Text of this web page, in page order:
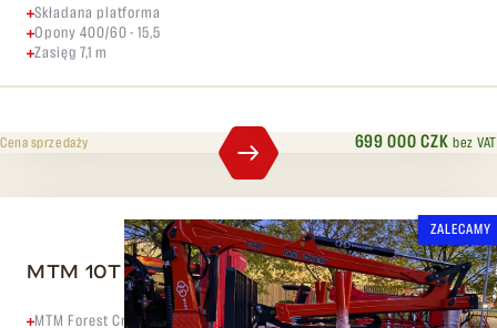
Składana platforma
Opony 400/60 - 15,5
Zasięg 7,1 m
699 000 CZKbez VAT
Cena sprzedaży
ZALECAMY
MTM 10T + MTM 6600
MTM Forest Crane 6600